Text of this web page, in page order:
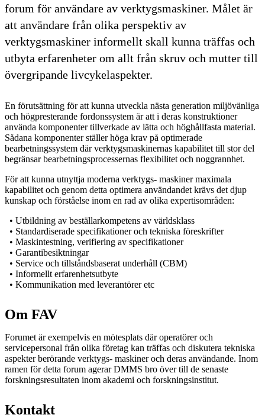
forum för användare av verktygsmaskiner. Målet är
att användare från olika perspektiv av
verktygsmaskiner informellt skall kunna träffas och
utbyta erfarenheter om allt från skruv och mutter till
övergripande livcykelaspekter.
En förutsättning för att kunna utveckla nästa generation miljövänliga
och högpresterande fordonssystem är att i deras konstruktioner
använda komponenter tillverkade av lätta och höghållfasta material.
Sådana komponenter ställer höga krav på optimerade
bearbetningssystem där verktygsmaskinernas kapabilitet till stor del
begränsar bearbetningsprocessernas flexibilitet och noggrannhet.
För att kunna utnyttja moderna verktygs- maskiner maximala
kapabilitet och genom detta optimera användandet krävs det djup
kunskap och förståelse inom en rad av olika expertisområden:
• Utbildning av beställarkompetens av världsklass
• Standardiserade specifikationer och tekniska föreskrifter
• Maskintestning, verifiering av specifikationer
• Garantibesiktningar
• Service och tillståndsbaserat underhåll (CBM)
• Informellt erfarenhetsutbyte
• Kommunikation med leverantörer etc
Om FAV
Forumet är exempelvis en mötesplats där operatörer och
servicepersonal från olika företag kan träffas och diskutera tekniska
aspekter berörande verktygs- maskiner och deras användande. Inom
ramen för detta forum agerar DMMS bro över till de senaste
forskningsresultaten inom akademi och forskningsinstitut.
Kontakt